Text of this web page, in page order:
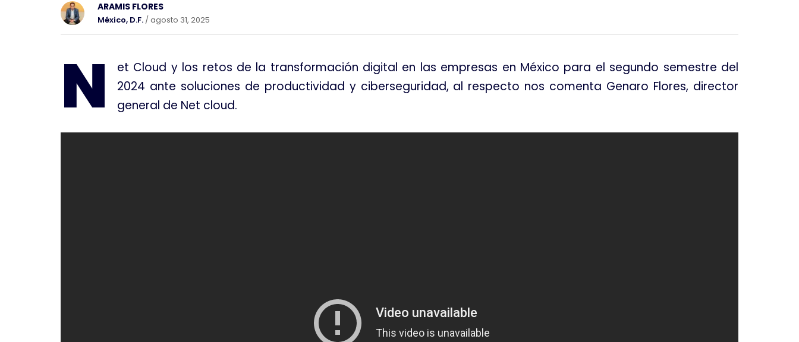
ARAMIS FLORES
México, D.F. / agosto 31, 2025
N
et Cloud y los retos de la transformación digital en las empresas en México para el segundo semestre del
2024 ante soluciones de productividad y ciberseguridad, al respecto nos comenta Genaro Flores, director
general de Net cloud.